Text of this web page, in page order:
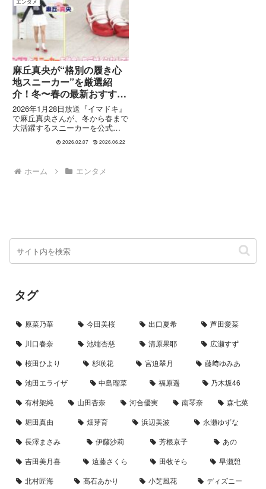
麻丘真央が“格別の履き心
地スニーカー”を厳選紹
介！冬〜春の最新おすすめ
スニーカー特集【イマドキ
2026年1月28日】
2026年1月28日放送『イマドキ』
で麻丘真央さんが、冬から春まで
大活躍するスニーカーを公式
に徹底紹介。おすすめモデルの特
た。
2026.02.07 2026.06.22
ホーム エンタメ
タグ
原菜乃華 今田美桜 出口夏希
芦田愛菜
川口春奈
池端杏慈 清原果耶
広瀬すず
桜田ひより
杉咲花 宮迫翠月
藤﨑ゆみあ
池田エライザ
中島瑠菜 福原遥
乃木坂46
有村架純
山田杏奈 河合優実 南琴奈
森七菜
堀田真由
畑芽育 浜辺美波
永瀬ゆずな
長澤まさみ
伊藤沙莉 芳根京子
あの
吉田美月喜
遠藤さくら 田牧そら
早瀬憩
北村匠海
髙石あかり 小芝風花
ディズニー